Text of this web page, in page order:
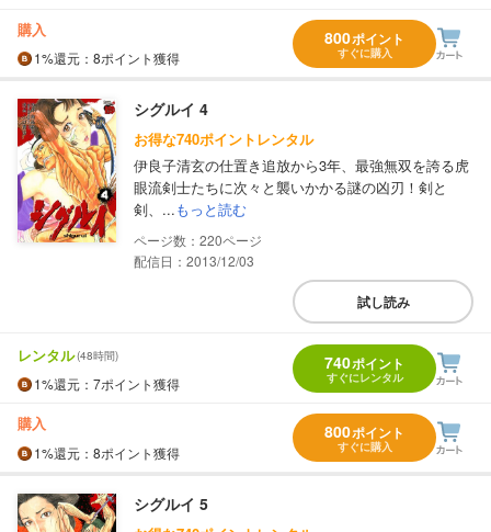
購入
1%還元 ：8ポイント獲得
800ポイント
すぐに購入
シグルイ 4
お得な740ポイントレンタル
伊良子清玄の仕置き追放から3年、最強無双を誇る虎
眼流剣士たちに次々と襲いかかる謎の凶刃！剣と
剣、...もっと読む
220
配信日：2013/12/03
試し読み
レンタル(48時間)
1%還元 ：7ポイント獲得
740ポイント
すぐにレンタル
購入
1%還元 ：8ポイント獲得
800ポイント
すぐに購入
シグルイ 5